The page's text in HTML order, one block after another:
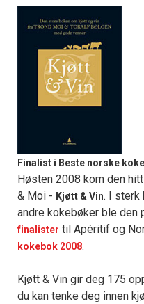
Finalist i Beste norske
Høsten 2008 kom den
& Moi - Kjøtt & Vin. I sterk
andre kokebøker ble den
finalister til Apéritif og
kokebok 2008.
Kjøtt & Vin gir deg 175
du kan tenke deg innen